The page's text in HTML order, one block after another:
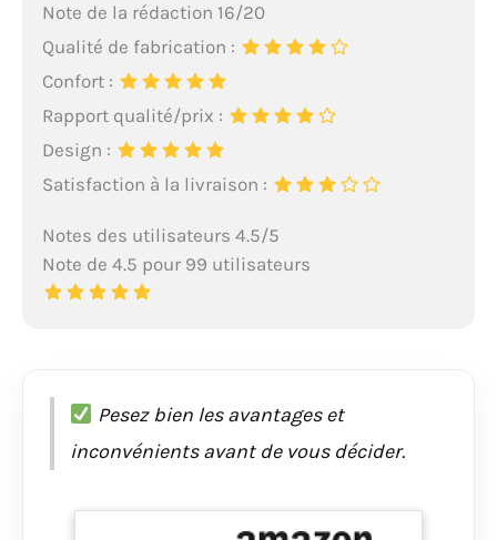
Note de la rédaction 16/20
Qualité de fabrication :
Confort :
Rapport qualité/prix :
Design :
Satisfaction à la livraison :
Notes des utilisateurs 4.5/5
Note de 4.5 pour 99 utilisateurs
Pesez bien les avantages et
inconvénients avant de vous décider.